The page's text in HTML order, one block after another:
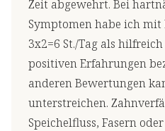
Zeit abgewehrt. Bei
Symptomen habe ich
3x2=6 St./Tag als
positiven Erfahrungen
anderen Bewertungen
unterstreichen.
Speichelfluss, Fasern